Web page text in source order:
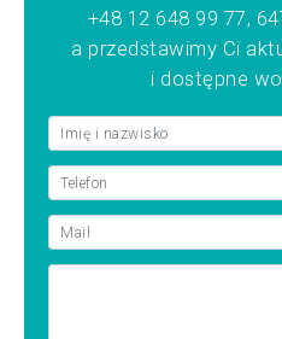
+48 12 648 99 77,
a przedstawimy Ci
i dostępne